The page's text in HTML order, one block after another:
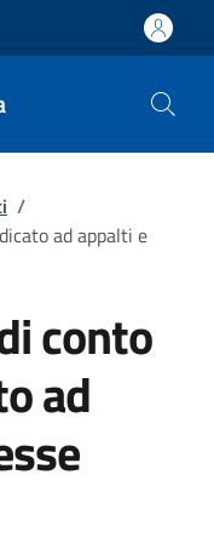
/
ad appalti e
conto
ad